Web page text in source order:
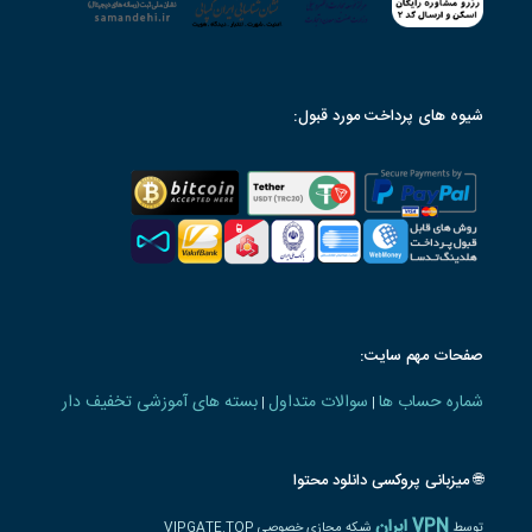
شیوه های پرداخت مورد قبول:
صفحات مهم سایت:
شماره حساب ها | سوالات متداول | بسته های آموزشی تخفیف دار
🌐 میزبانی پروکسی دانلود محتوا